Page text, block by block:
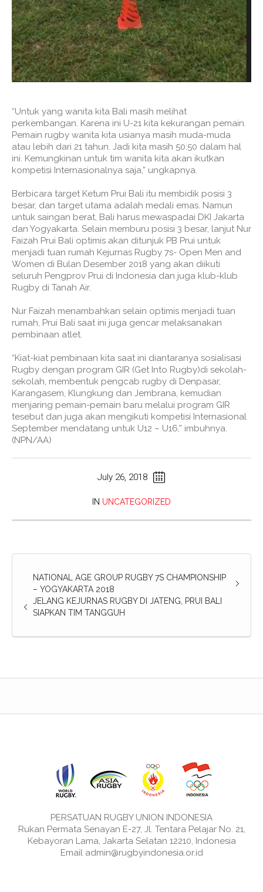
“Untuk yang wanita kita Bali masih melihat
perkembangan. Karena ini U-21 kita kekurangan pemain.
Pemain rugby wanita kita usianya masih muda-muda
atau lebih dari 21 tahun. Jadi kita masih 50:50 dalam hal
ini. Kemungkinan untuk tim wanita kita akan ikutkan
kompetisi Internasionalnya saja,” ungkapnya.
Berbicara target Ketum Prui Bali itu membidik posisi 3
besar, dan target utama adalah medali emas. Namun
untuk saingan berat, Bali harus mewaspadai DKI Jakarta
dan Yogyakarta. Selain memburu posisi 3 besar, lanjut Nur
Faizah Prui Bali optimis akan ditunjuk PB Prui untuk
menjadi tuan rumah Kejurnas Rugby 7s- Open Men and
Women di Bulan Desember 2018 yang akan diikuti
seluruh Pengprov Prui di Indonesia dan juga klub-klub
Rugby di Tanah Air.
Nur Faizah menambahkan selain optimis menjadi tuan
rumah, Prui Bali saat ini juga gencar melaksanakan
pembinaan atlet.
“Kiat-kiat pembinaan kita saat ini diantaranya sosialisasi
Rugby dengan program GIR (Get Into Rugby)di sekolah-
sekolah, membentuk pengcab rugby di Denpasar,
Karangasem, Klungkung dan Jembrana, kemudian
menjaring pemain-pemain baru melalui program GIR
tesebut dan juga akan mengikuti kompetisi Internasional
September mendatang untuk U12 – U16,” imbuhnya.
(NPN/AA)
July 26, 2018
IN UNCATEGORIZED
NATIONAL AGE GROUP RUGBY 7S CHAMPIONSHIP
– YOGYAKARTA 2018
JELANG KEJURNAS RUGBY DI JATENG, PRUI BALI
SIAPKAN TIM TANGGUH
PERSATUAN RUGBY UNION INDONESIA
Rukan Permata Senayan E-27, Jl. Tentara Pelajar No. 21,
Kebayoran Lama, Jakarta Selatan 12210, Indonesia
Email admin@rugbyindonesia.or.id